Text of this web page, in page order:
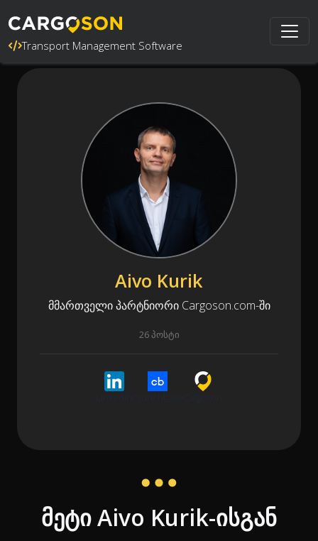
Transport Management Software
Aivo Kurik
მმართველი პარტნიორი Cargoson.com-ში
26 პოსტი
მეტი Aivo Kurik-ისგან